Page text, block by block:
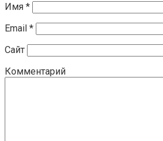
Имя *
Email *
Сайт
Комментарий